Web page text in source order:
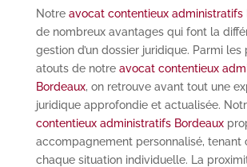
Notre avocat contentieux administratifs
de nombreux avantages qui font la
gestion d’un dossier juridique. Parmi les
atouts de notre avocat contentieux
Bordeaux, on retrouve avant tout une
juridique approfondie et actualisée.
contentieux administratifs Bordeaux
accompagnement personnalisé, tenant
chaque situation individuelle. La